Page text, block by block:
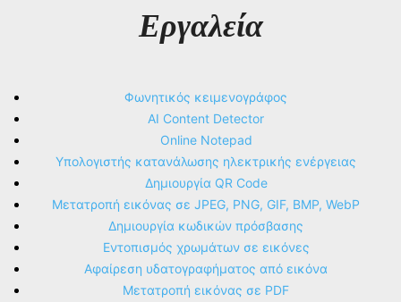
Εργαλεία
Φωνητικός κειμενογράφος
AI Content Detector
Online Notepad
Υπολογιστής κατανάλωσης ηλεκτρικής ενέργειας
Δημιουργία QR Code
Μετατροπή εικόνας σε JPEG, PNG, GIF, BMP, WebP
Δημιουργία κωδικών πρόσβασης
Εντοπισμός χρωμάτων σε εικόνες
Αφαίρεση υδατογραφήματος από εικόνα
Μετατροπή εικόνας σε PDF